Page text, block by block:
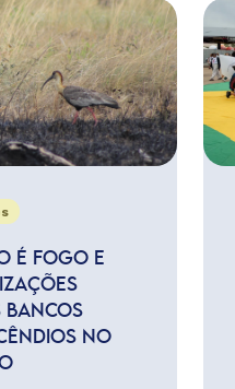
É FOGO E
BANCOS
NO